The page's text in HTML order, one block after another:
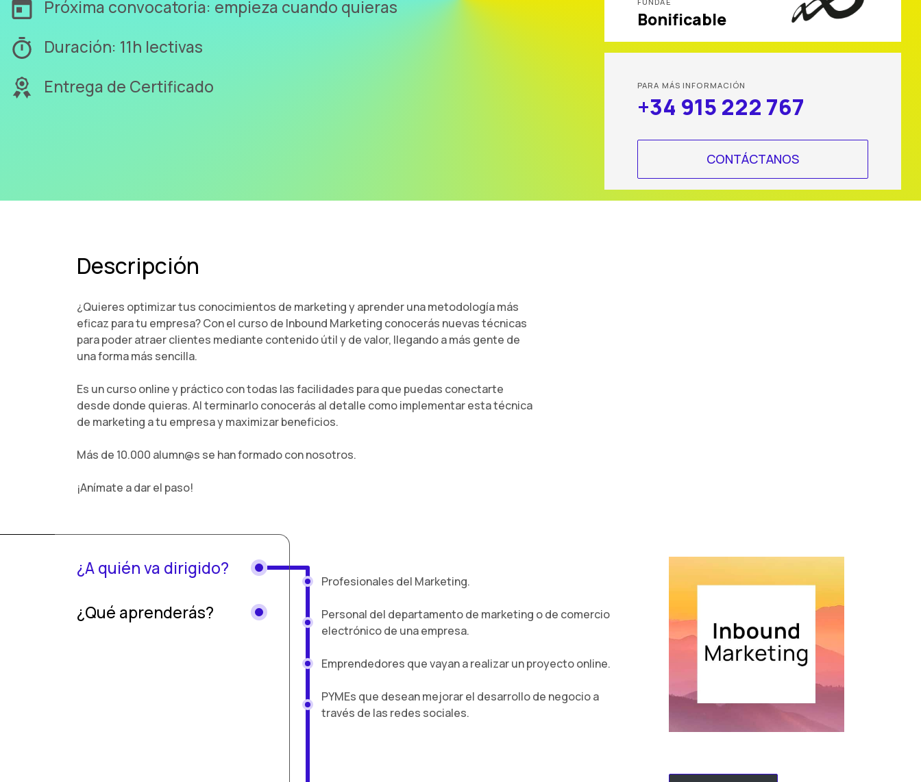
Próxima convocatoria: empieza cuando quieras
Duración: 11h lectivas
Entrega de Certificado
Bonificable
PARA MÁS INFORMACIÓN
+34 915 222 767
CONTÁCTANOS
Descripción
¿Quieres optimizar tus conocimientos de marketing y aprender una metodología más
eficaz para tu empresa? Con el curso de Inbound Marketing conocerás nuevas técnicas
para poder atraer clientes mediante contenido útil y de valor, llegando a más gente de
una forma más sencilla.
Es un curso online y práctico con todas las facilidades para que puedas conectarte
desde donde quieras. Al terminarlo conocerás al detalle como implementar esta técnica
de marketing a tu empresa y maximizar beneficios.
Más de 10.000 alumn@s se han formado con nosotros.
¡Anímate a dar el paso!
¿A quién va dirigido?
¿Qué aprenderás?
Profesionales del Marketing.
Personal del departamento de marketing o de comercio
electrónico de una empresa.
Emprendedores que vayan a realizar un proyecto online.
PYMEs que desean mejorar el desarrollo de negocio a
través de las redes sociales.